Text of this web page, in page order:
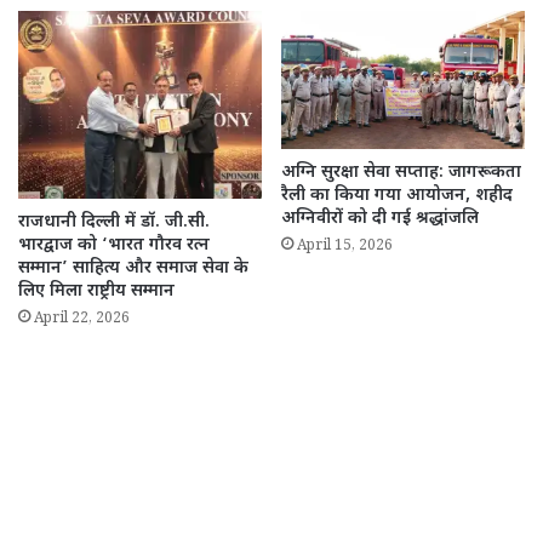
राजधानी दिल्ली में डॉ. जी.सी.
भारद्वाज को ‘भारत गौरव रत्न
सम्मान’ साहित्य और समाज सेवा के
लिए मिला राष्ट्रीय सम्मान
April 22, 2026
अग्नि सुरक्षा सेवा सप्ताह: जागरूकता
रैली का किया गया आयोजन, शहीद
अग्निवीरों को दी गई श्रद्धांजलि
April 15, 2026